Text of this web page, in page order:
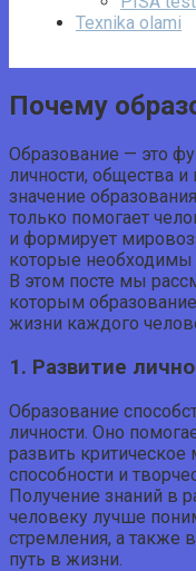
Texnika olami
Почему
Образование — это
личности, общества
значение
только помогает
и формирует
которые
В этом посте мы
которым
жизни каждого
1. Развитие
Образование
личности. Оно
развить
способности и
Получение знаний в
человеку лучше
стремления, а также
путь в жизни.